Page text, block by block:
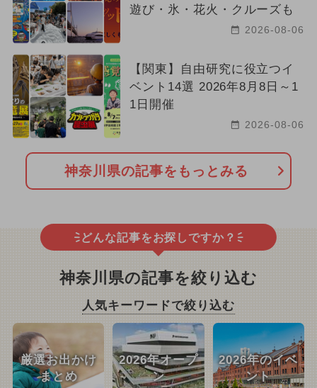
遊び・氷・花火・クルーズも
2026-08-06
【関東】自由研究に役立つイ
ベント14選 2026年8月8日～1
1日開催
2026-08-06
神奈川県の記事をもっとみる
どんな記事をお探しですか？
神奈川県の記事を絞り込む
人気キーワードで絞り込む
厳選お出かけ
まとめ
2026年オープ
ン
2026年のイベ
ント